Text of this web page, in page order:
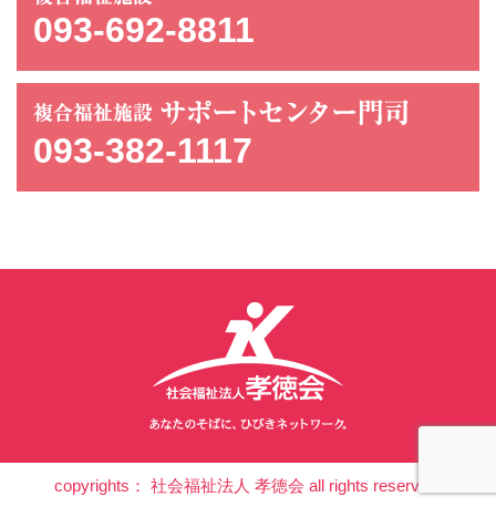
093-692-8811
093-382-1117
copyrights： 社会福祉法人 孝徳会 all rights reserved.